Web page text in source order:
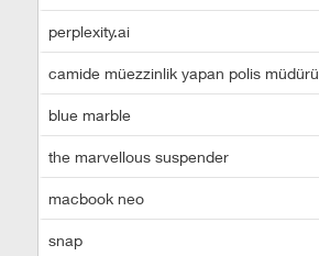
perplexity.ai
camide müezzinlik yapan polis müdürü
blue marble
the marvellous suspender
macbook neo
snap